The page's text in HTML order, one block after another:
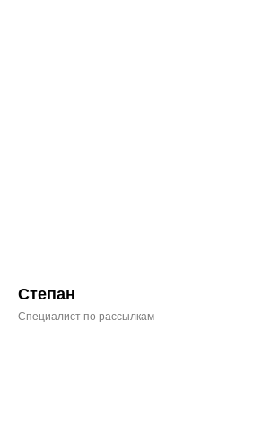
Степан
Специалист по рассылкам